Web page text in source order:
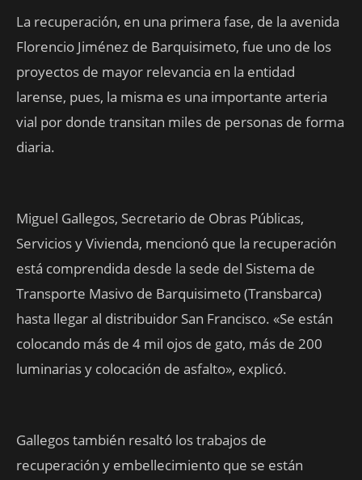
La recuperación, en una primera fase, de la avenida
Florencio Jiménez de Barquisimeto, fue uno de los
proyectos de mayor relevancia en la entidad
larense, pues, la misma es una importante arteria
vial por donde transitan miles de personas de forma
diaria.
Miguel Gallegos, Secretario de Obras Públicas,
Servicios y Vivienda, mencionó que la recuperación
está comprendida desde la sede del Sistema de
Transporte Masivo de Barquisimeto (Transbarca)
hasta llegar al distribuidor San Francisco. «Se están
colocando más de 4 mil ojos de gato, más de 200
luminarias y colocación de asfalto», explicó.
Gallegos también resaltó los trabajos de
recuperación y embellecimiento que se están